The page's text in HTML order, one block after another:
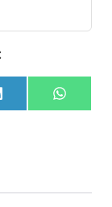
LinkedIn